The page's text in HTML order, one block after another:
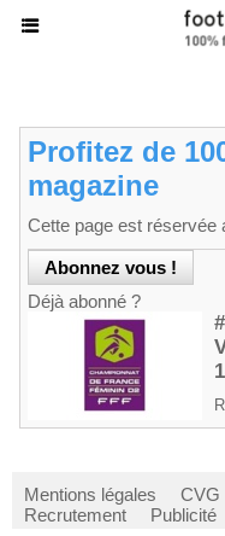
Profitez de
magazine
Cette page est réservée
Déjà abonné ?
Mentions légales CVG
Recrutement
Publicité